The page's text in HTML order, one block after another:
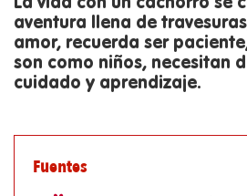
aventura llena de
amor, recuerda ser
son como niños, necesitan
cuidado y aprendizaje.
Fuentes